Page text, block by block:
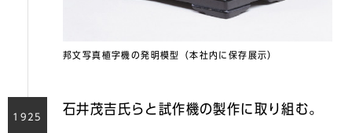
邦文写真植字機の発明模型（本社内に保存展示）
1925
石井茂吉氏らと試作機の製作に取り組む。